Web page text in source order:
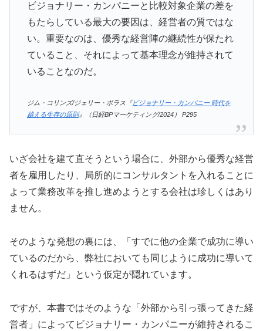
ビジョナリー・カンパニーと比較対象企業の差を
もたらしている最大の要因は、経営者の質ではな
い。重要なのは、優秀な経営陣の継続性が保たれ
ていること、それによって基本理念が維持されて
いることなのだ。
ジム・コリンズ/ジェリー・ポラス『ビジョナリー・カンパニー 時代を
越える生存の原則』（日経BPマーケティング/2024） P295
いざ会社を建て直そうという場合に、外部から優秀な経営
者を雇用したり、局所的にコンサルタントを入れることに
よって業務改革を推し進めようとする会社は珍しくはあり
ません。
そのような発想の裏には、「すでに他の企業で成功に導い
ているのだから、弊社においても同じように成功に導いて
くれるはずだ」という仮定が隠れています。
ですが、本書ではそのような「外部から引っ張ってきた経
営者」によってビジョナリー・カンパニーが維持されるこ